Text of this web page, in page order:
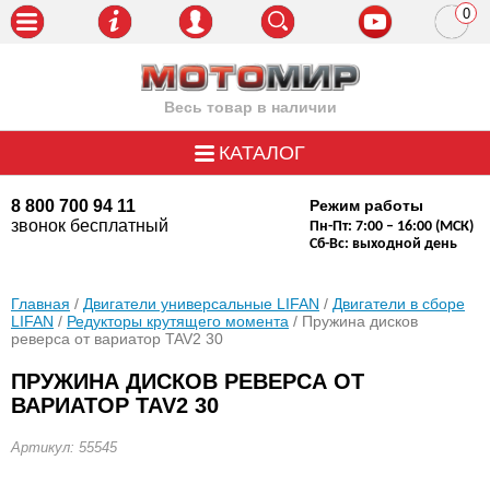
Весь товар в наличии
8 800 700 94 11
звонок бесплатный
Режим работы
Пн-Пт: 7:00 – 16:00 (МСК)
Сб-Вс: выходной день
0
КАТАЛОГ
Главная / Двигатели универсальные LIFAN / Двигатели в сборе
LIFAN / Редукторы крутящего момента / Пружина дисков
реверса от вариатор TAV2 30
ПРУЖИНА ДИСКОВ РЕВЕРСА ОТ
ВАРИАТОР TAV2 30
Артикул: 55545